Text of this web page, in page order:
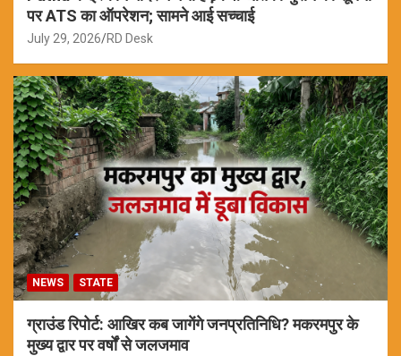
पर ATS का ऑपरेशन; सामने आई सच्चाई
July 29, 2026 RD Desk
NEWS STATE
ग्राउंड रिपोर्ट: आखिर कब जागेंगे जनप्रतिनिधि? मकरमपुर के
मुख्य द्वार पर वर्षों से जलजमाव